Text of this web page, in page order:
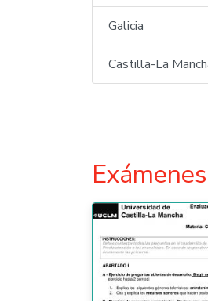
Galicia
Castilla-La